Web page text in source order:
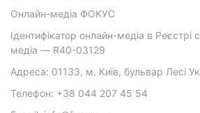
Онлайн-медіа ФОКУС
Ідентифікатор онлайн-медіа в Реєстрі
медіа — R40-03129
Адреса: 01133, м. Київ, бульвар Лесі
Телефон: +38 044 207 45 54